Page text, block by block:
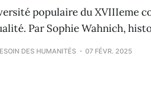
populaire du XVIIIeme
Par Sophie Wahnich,
DES HUMANITÉS 07 FÉVR. 2025